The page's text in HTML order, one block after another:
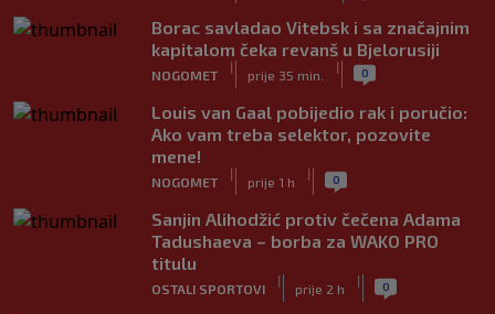
Borac savladao Vitebsk i sa značajnim
kapitalom čeka revanš u Bjelorusiji
NOGOMET
|
prije 35 min.
| 0
Louis van Gaal pobijedio rak i poručio:
Ako vam treba selektor, pozovite
mene!
NOGOMET
|
prije 1 h
| 0
Sanjin Alihodžić protiv čečena Adama
Tadushaeva – borba za WAKO PRO
titulu
OSTALI SPORTOVI
|
prije 2 h
| 0